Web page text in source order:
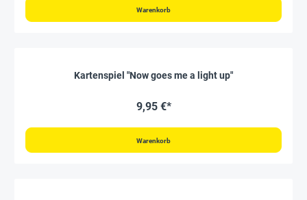
Warenkorb
Kartenspiel "Now goes me a light up"
9,95 €*
Warenkorb